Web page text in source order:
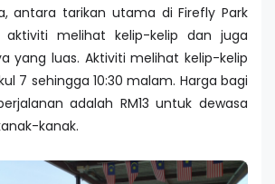
antara tarikan utama di Firefly Park
aktiviti melihat kelip-kelip dan juga
yang luas. Aktiviti melihat kelip-kelip
7 sehingga 10:30 malam. Harga bagi
adalah RM13 untuk dewasa
kanak.